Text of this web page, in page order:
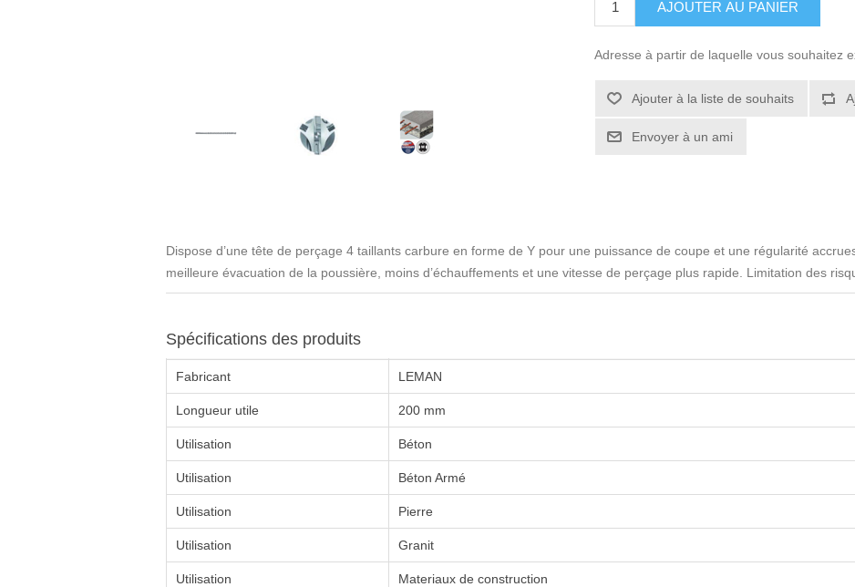
Adresse à partir de laquelle vous souhaitez
Dispose d’une tête de perçage 4 taillants carbure en forme de Y pour une puissance de coupe et une régularité
meilleure évacuation de la poussière, moins d’échauffements et une vitesse de perçage plus rapide. Limitation des
Spécifications des produits
Fabricant LEMAN
Longueur utile 200 mm
Utilisation Béton
Utilisation Béton Armé
Utilisation Pierre
Utilisation Granit
Utilisation Materiaux de construction